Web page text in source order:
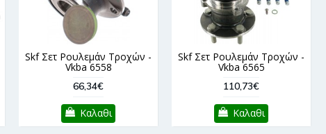
Skf Σετ Ρουλεμάν Τροχών -
Vkba 6558
66,34€
Καλαθι
Skf Σετ Ρουλεμάν Τροχών -
Vkba 6565
110,73€
Καλαθι